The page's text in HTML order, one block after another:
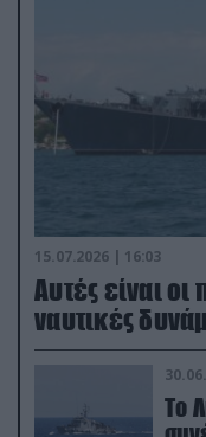
15.07.2026 | 16:03
Aυτές είναι
ναυτικές
Το